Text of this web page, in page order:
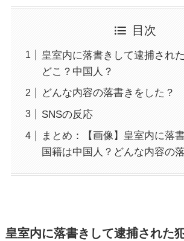
目次
皇室内に落書きして逮捕され
どこ？中国人？
どんな内容の落書きをした？
SNSの反応
まとめ：【画像】皇室内に落
国籍は中国人？どんな内容の
皇室内に落書きして逮捕された